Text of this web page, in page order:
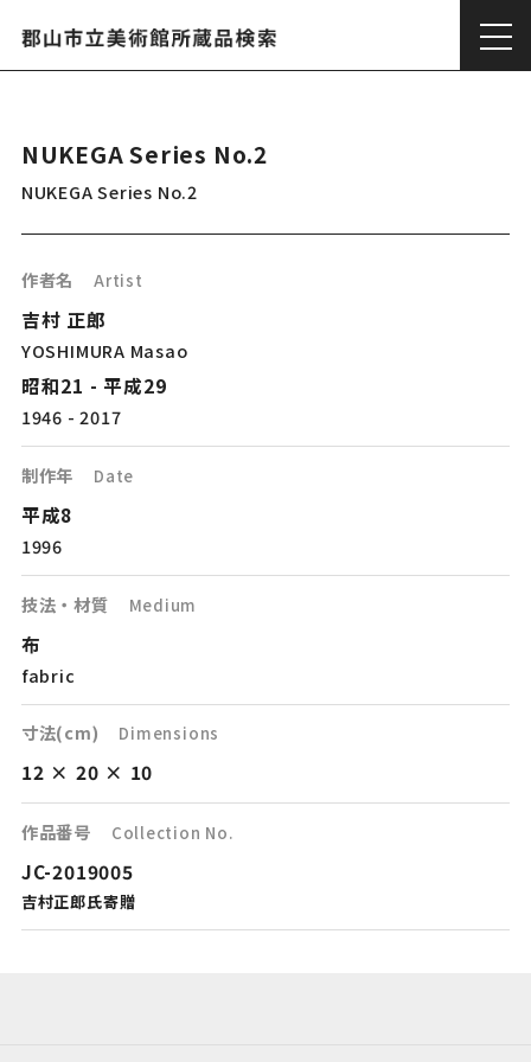
NUKEGA Series No.2
NUKEGA Series No.2
作者名 Artist
吉村 正郎
YOSHIMURA Masao
昭和21 - 平成29
1946 - 2017
制作年 Date
平成8
1996
技法・材質 Medium
布
fabric
寸法(cm) Dimensions
12 × 20 × 10
作品番号 Collection No.
JC-2019005
吉村正郎氏寄贈